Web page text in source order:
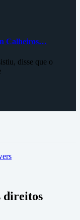
Calheiros…
disse que o
direitos